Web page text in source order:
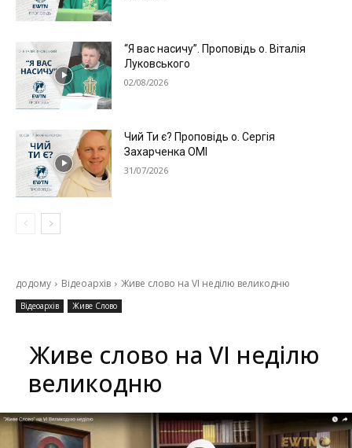
“Я вас насичу”. Проповідь о. Віталія
Луковського
02/08/2026
Чий Ти є? Проповідь о. Сергія
Захарченка ОМІ
31/07/2026